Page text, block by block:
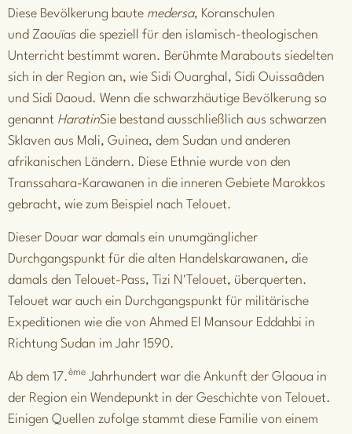
Diese Bevölkerung baute medersa, Koranschulen
und Zaouïas die speziell für den islamisch-theologischen
Unterricht bestimmt waren. Berühmte Marabouts siedelten
sich in der Region an, wie Sidi Ouarghal, Sidi Ouissaâden
und Sidi Daoud. Wenn die schwarzhäutige Bevölkerung so
genannt HaratinSie bestand ausschließlich aus schwarzen
Sklaven aus Mali, Guinea, dem Sudan und anderen
afrikanischen Ländern. Diese Ethnie wurde von den
Transsahara-Karawanen in die inneren Gebiete Marokkos
gebracht, wie zum Beispiel nach Telouet.
Dieser Douar war damals ein unumgänglicher
Durchgangspunkt für die alten Handelskarawanen, die
damals den Telouet-Pass, Tizi N'Telouet, überquerten.
Telouet war auch ein Durchgangspunkt für militärische
Expeditionen wie die von Ahmed El Mansour Eddahbi in
Richtung Sudan im Jahr 1590.
Ab dem 17.ème Jahrhundert war die Ankunft der Glaoua in
der Region ein Wendepunkt in der Geschichte von Telouet.
Einigen Quellen zufolge stammt diese Familie von einem